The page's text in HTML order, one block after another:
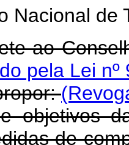
Nacional de
ao
pela Lei
objetivos
de